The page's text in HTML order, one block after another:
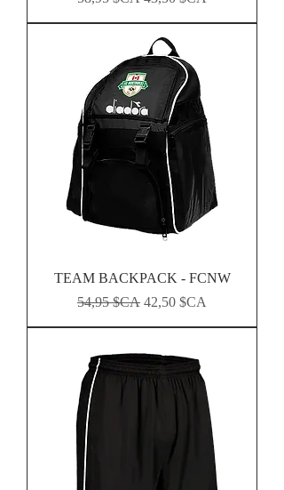
TEAM BACKPACK - FCNW
Prix original
54,95 $CA Prix promotionnel
42,50 $CA